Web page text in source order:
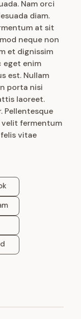
Nam orci
diam.
at sit
neque non
et dignissim
eget enim
est. Nullam
porta nisi
laoreet.
Pellentesque
fermentum
vitae